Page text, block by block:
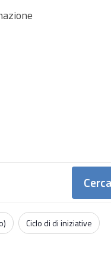
Ciclo di di iniziative